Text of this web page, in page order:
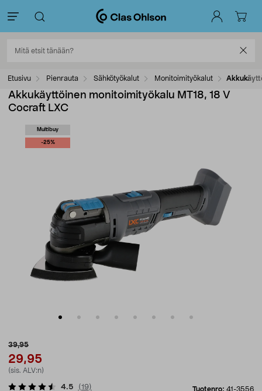
Etusivu Pienrauta Sähkötyökalut Monitoimityökalut
Akkukäyttöinen monitoimityökalu MT18, 18 V
Cocraft LXC
Multibuy
-25%
39,95
29,95
(sis. ALV:n)
Tuotenro: 41-3556
4.5 (19)